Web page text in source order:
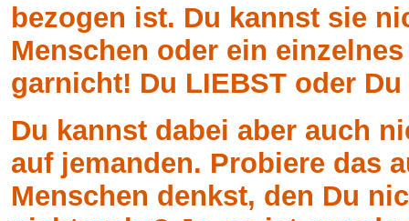
bezogen ist. Du kannst sie
Menschen oder ein
garnicht! Du LIEBST oder
Du kannst dabei aber auch
auf jemanden. Probiere das
Menschen denkst, den Du